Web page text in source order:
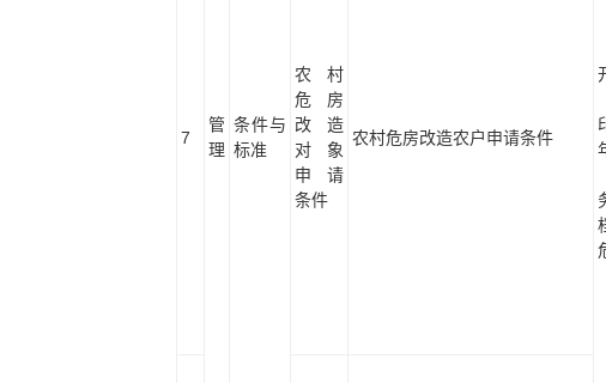
管
理
条件与
标准
7
农村
危房
改造
对象
申请
条件
农村危房改造农户申请条件